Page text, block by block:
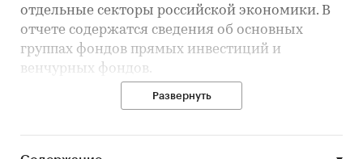
отдельные секторы российской экономики. В
отчете содержатся сведения об основных
группах фондов прямых инвестиций и
венчурных фондов.
Определены актуальные тенденции
за рубежом. Рассматриваются наиболее
Развернуть